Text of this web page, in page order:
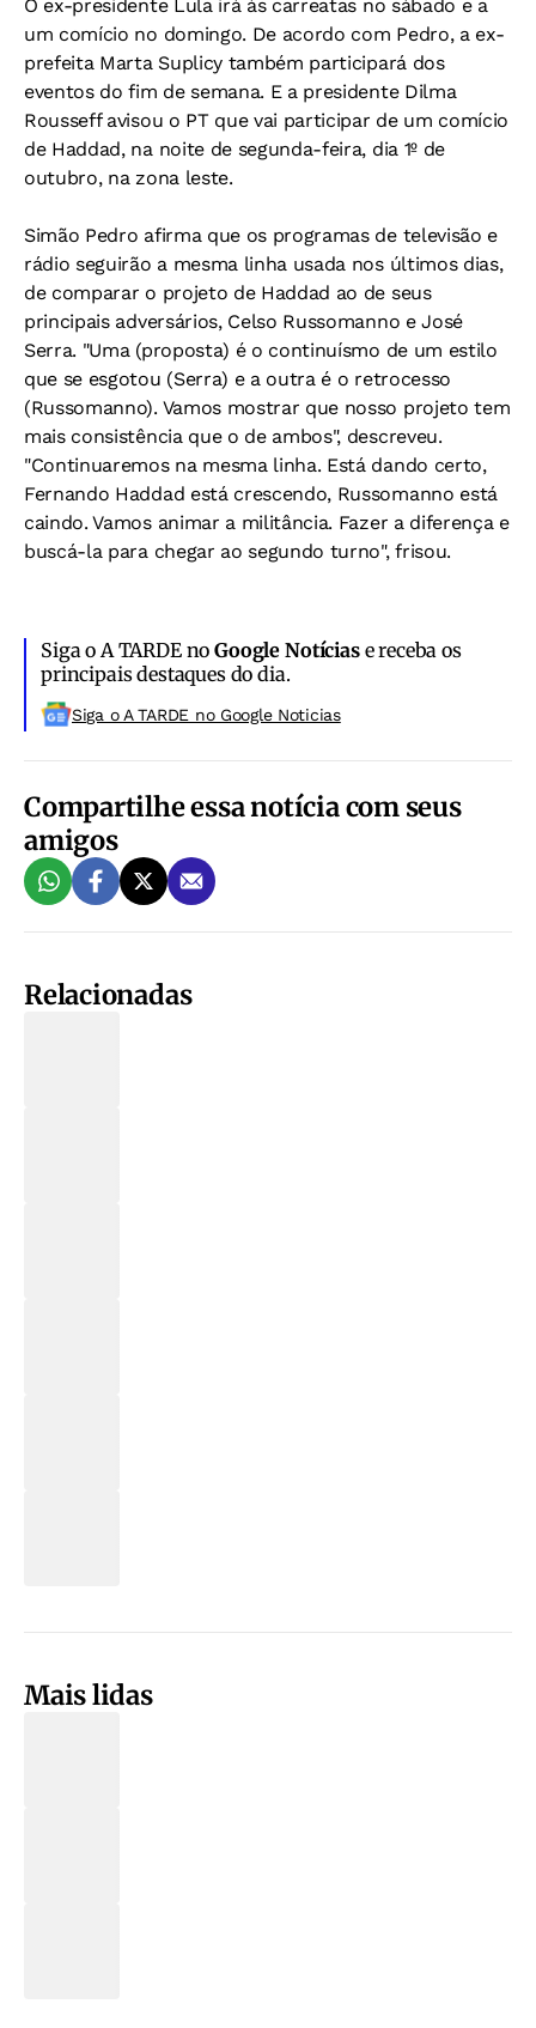
O ex-presidente Lula irá às carreatas no sábado e a
um comício no domingo. De acordo com Pedro, a ex-
prefeita Marta Suplicy também participará dos
eventos do fim de semana. E a presidente Dilma
Rousseff avisou o PT que vai participar de um comício
de Haddad, na noite de segunda-feira, dia 1º de
outubro, na zona leste.
Simão Pedro afirma que os programas de televisão e
rádio seguirão a mesma linha usada nos últimos dias,
de comparar o projeto de Haddad ao de seus
principais adversários, Celso Russomanno e José
Serra. "Uma (proposta) é o continuísmo de um estilo
que se esgotou (Serra) e a outra é o retrocesso
(Russomanno). Vamos mostrar que nosso projeto tem
mais consistência que o de ambos", descreveu.
"Continuaremos na mesma linha. Está dando certo,
Fernando Haddad está crescendo, Russomanno está
caindo. Vamos animar a militância. Fazer a diferença e
buscá-la para chegar ao segundo turno", frisou.
Siga o A TARDE noGoogle Notíciase receba os
principais destaques do dia.
Siga o A TARDE no Google Noticias
Compartilhe essa notícia com seus
amigos
Relacionadas
Mais lidas